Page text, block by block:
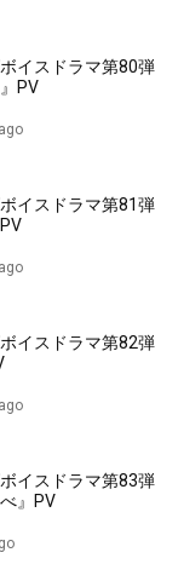
2:04:21
じみを追いかけ、
後、就職面接で社長
イスドラマ第80弾
PV
イスドラマ第81弾
イスドラマ第82弾
イスドラマ第83弾
』PV